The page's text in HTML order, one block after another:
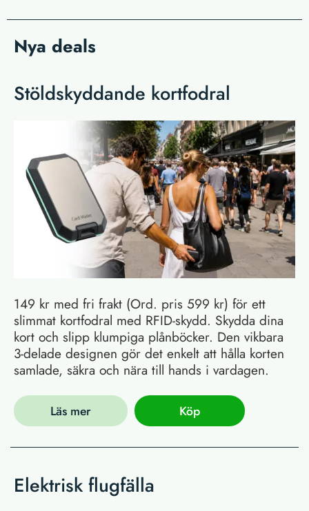
Nya deals
Stöldskyddande kortfodral
149 kr med fri frakt (Ord. pris 599 kr) för ett
slimmat kortfodral med RFID-skydd. Skydda dina
kort och slipp klumpiga plånböcker. Den vikbara
3-delade designen gör det enkelt att hålla korten
samlade, säkra och nära till hands i vardagen.
Läs mer Köp
Elektrisk flugfälla